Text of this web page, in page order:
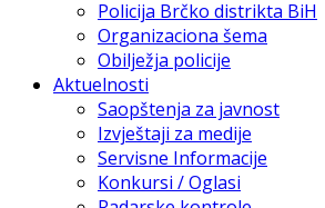
Policija Brčko distrikta BiH
Organizaciona šema
Obilježja policije
Aktuelnosti
Saopštenja za javnost
Izvještaji za medije
Servisne Informacije
Konkursi / Oglasi